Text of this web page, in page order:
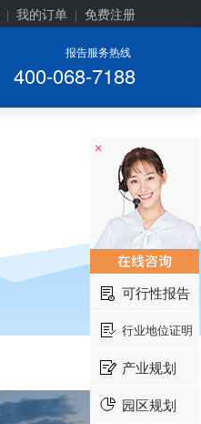
我的订单 免费注册
报告服务热线
400-068-7188
×
可行性报告
行业地位证明
产业规划
园区规划